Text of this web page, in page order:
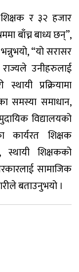
र ३२ हजार
बाँच्न बाध्य छन्”,
“यो सरासर
उनीहरुलाई
प्रक्रियामा
समस्या समाधान,
विद्यालयको
कार्यरत शिक्षक
स्थायी शिक्षकको
सामाजिक
बताउनुभयो ।